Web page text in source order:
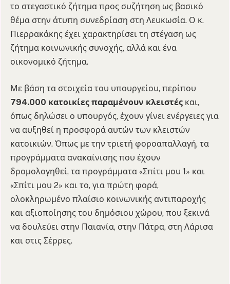
το στεγαστικό ζήτημα προς συζήτηση ως βασικό
θέμα στην άτυπη συνεδρίαση στη Λευκωσία. Ο κ.
Πιερρακάκης έχει χαρακτηρίσει τη στέγαση ως
ζήτημα κοινωνικής συνοχής, αλλά και ένα
οικονομικό ζήτημα.
Με βάση τα στοιχεία του υπουργείου, περίπου
794.000 κατοικίες παραμένουν κλειστές και,
όπως δηλώσει ο υπουργός, έχουν γίνει ενέργειες για
να αυξηθεί η προσφορά αυτών των κλειστών
κατοικιών. Όπως με την τριετή φοροαπαλλαγή, τα
προγράμματα ανακαίνισης που έχουν
δρομολογηθεί, τα προγράμματα «Σπίτι μου 1» και
«Σπίτι μου 2» και το, για πρώτη φορά,
ολοκληρωμένο πλαίσιο κοινωνικής αντιπαροχής
και αξιοποίησης του δημόσιου χώρου, που ξεκινά
να δουλεύει στην Παιανία, στην Πάτρα, στη Λάρισα
και στις Σέρρες.